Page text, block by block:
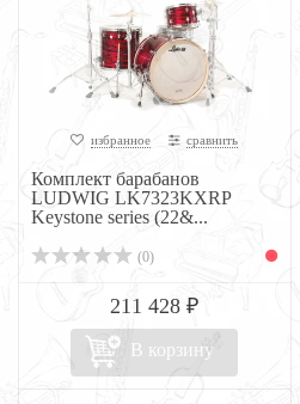
избранное сравнить
Комплект барабанов
LUDWIG LK7323KXRP
Keystone series (22&...
(0)
211 428 ₽
В корзину